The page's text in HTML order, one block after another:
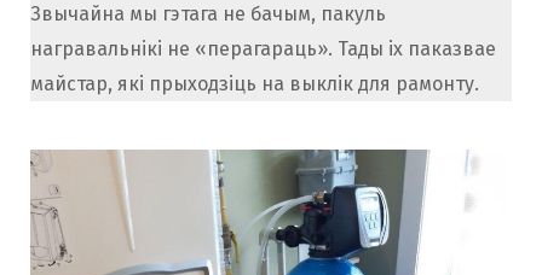
Звычайна мы гэтага не бачым, пакуль
награвальнікі не «перагараць». Тады іх паказвае
майстар, які прыходзіць на выклік для рамонту.